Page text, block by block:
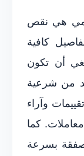
هي نقص
كافية
أن تكون
من شرعية
وآراء
كما
بسرعة